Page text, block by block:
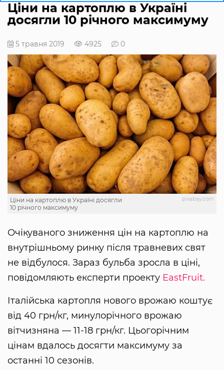
Ціни на картоплю в Україні
досягли 10 річного максимуму
5 травня 2019 4925 0
pixabay.com
Ціни на картоплю в Україні досягли
10 річного максимуму
Очікуваного зниження цін на картоплю на
внутрішньому ринку після травневих свят
не відбулося. Зараз бульба зросла в ціні,
повідомляють експерти проекту EastFruit.
Італійська картопля нового врожаю коштує
від 40 грн/кг, минулорічного врожаю
вітчизняна — 11-18 грн/кг. Цьогорічним
цінам вдалось досягти максимуму за
останні 10 сезонів.